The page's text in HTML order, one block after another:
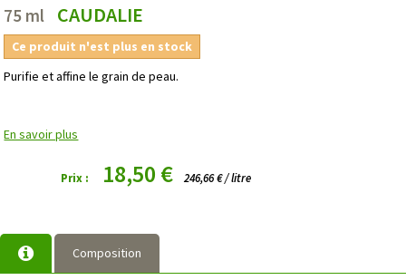
75 ml
CAUDALIE
Ce produit n'est plus en stock
Purifie et affine le grain de peau.
En savoir plus
Prix : 18,50 € 246,66 € / litre
Composition